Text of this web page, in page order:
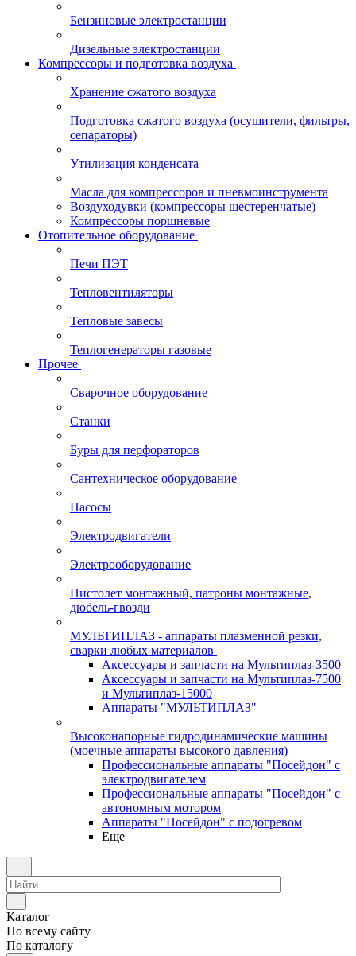
Бензиновые электростанции
Дизельные электростанции
Компрессоры и подготовка воздуха
Хранение сжатого воздуха
Подготовка сжатого воздуха (осушители, фильтры,
сепараторы)
Утилизация конденсата
Масла для компрессоров и пневмоинструмента
Воздуходувки (компрессоры шестеренчатые)
Компрессоры поршневые
Отопительное оборудование
Печи ПЭТ
Тепловентиляторы
Тепловые завесы
Теплогенераторы газовые
Прочее
Сварочное оборудование
Станки
Буры для перфораторов
Сантехническое оборудование
Насосы
Электродвигатели
Электрооборудование
Пистолет монтажный, патроны монтажные,
дюбель-гвозди
МУЛЬТИПЛАЗ - аппараты плазменной резки,
сварки любых материалов
Аксессуары и запчасти на Мультиплаз-3500
Аксессуары и запчасти на Мультиплаз-7500
и Мультиплаз-15000
Аппараты "МУЛЬТИПЛАЗ"
Высоконапорные гидродинамические машины
(моечные аппараты высокого давления)
Профессиональные аппараты "Посейдон" с
электродвигателем
Профессиональные аппараты "Посейдон" с
автономным мотором
Аппараты "Посейдон" с подогревом
Еще
Каталог
По всему сайту
По каталогу